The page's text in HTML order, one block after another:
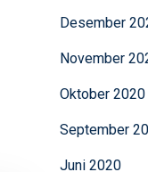
Desember
November
Oktober 2020
September
Juni 2020